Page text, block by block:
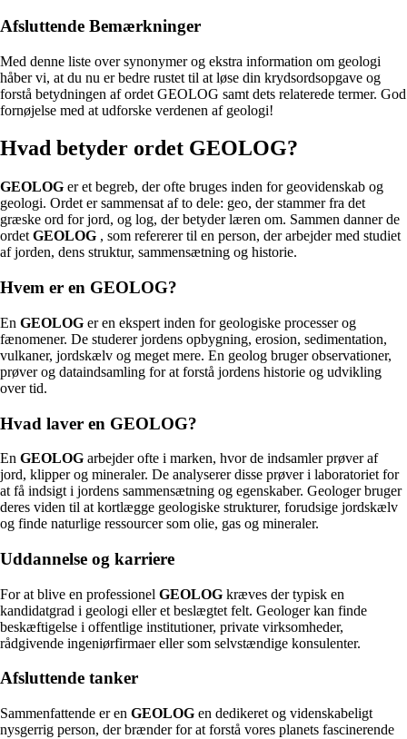
Afsluttende Bemærkninger
Med denne liste over synonymer og ekstra information om geologi
håber vi, at du nu er bedre rustet til at løse din krydsordsopgave og
forstå betydningen af ordet GEOLOG samt dets relaterede termer. God
fornøjelse med at udforske verdenen af geologi!
Hvad betyder ordet GEOLOG?
GEOLOG er et begreb, der ofte bruges inden for geovidenskab og
geologi. Ordet er sammensat af to dele: geo, der stammer fra det
græske ord for jord, og log, der betyder læren om. Sammen danner de
ordet GEOLOG , som refererer til en person, der arbejder med studiet
af jorden, dens struktur, sammensætning og historie.
Hvem er en GEOLOG?
En GEOLOG er en ekspert inden for geologiske processer og
fænomener. De studerer jordens opbygning, erosion, sedimentation,
vulkaner, jordskælv og meget mere. En geolog bruger observationer,
prøver og dataindsamling for at forstå jordens historie og udvikling
over tid.
Hvad laver en GEOLOG?
En GEOLOG arbejder ofte i marken, hvor de indsamler prøver af
jord, klipper og mineraler. De analyserer disse prøver i laboratoriet for
at få indsigt i jordens sammensætning og egenskaber. Geologer bruger
deres viden til at kortlægge geologiske strukturer, forudsige jordskælv
og finde naturlige ressourcer som olie, gas og mineraler.
Uddannelse og karriere
For at blive en professionel GEOLOG kræves der typisk en
kandidatgrad i geologi eller et beslægtet felt. Geologer kan finde
beskæftigelse i offentlige institutioner, private virksomheder,
rådgivende ingeniørfirmaer eller som selvstændige konsulenter.
Afsluttende tanker
Sammenfattende er en GEOLOG en dedikeret og videnskabeligt
nysgerrig person, der brænder for at forstå vores planets fascinerende